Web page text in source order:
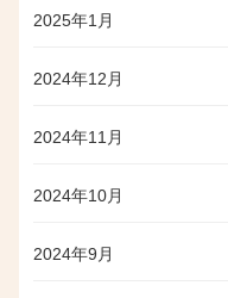
2025年1月
2024年12月
2024年11月
2024年10月
2024年9月